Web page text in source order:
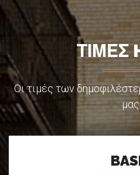
ΤΙΜΕΣ
Οι τιμές των